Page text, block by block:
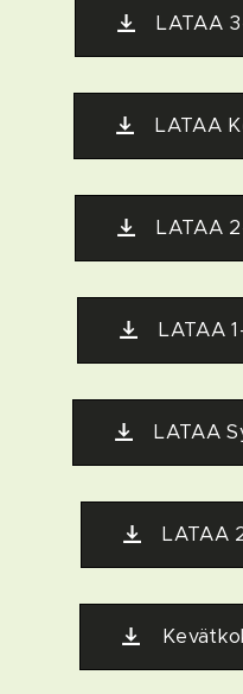
LATAA
LATAA
LATAA
LATAA
LATAA
LATAA